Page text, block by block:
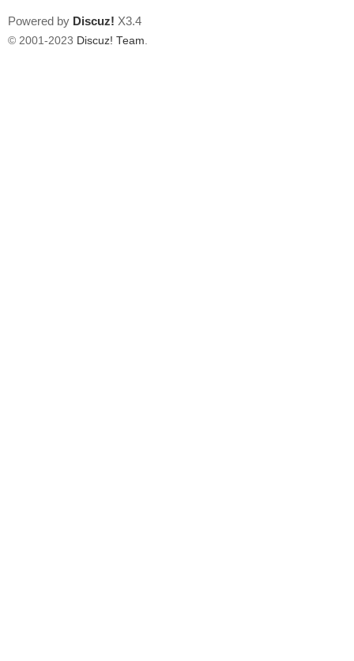
Powered by Discuz! X3.4
© 2001-2023 Discuz! Team.